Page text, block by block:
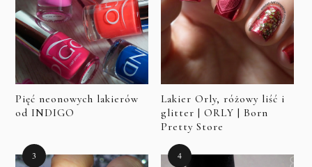
Pięć neonowych lakierów
od INDIGO
Lakier Orly, różowy liść i
glitter | ORLY | Born
Pretty Store